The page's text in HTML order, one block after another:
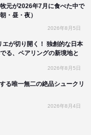
元が2026年7月に食べた中で
・昼・夜）
2026年8月5日
が切り開く！ 独創的な日本
る、ペアリングの新境地と
2026年8月5日
る唯一無二の絶品シュークリ
2026年8月4日